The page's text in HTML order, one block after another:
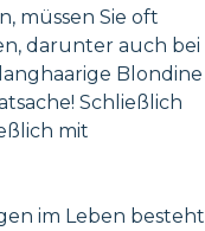
müssen Sie oft
darunter auch bei
Blondine
Schließlich
mit
im Leben besteht